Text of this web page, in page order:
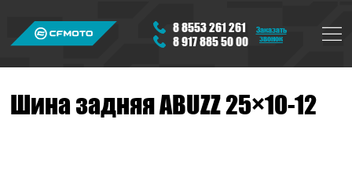
8 8553 261 261
8 917 885 50 00
Заказать
звонок
Шина задняя ABUZZ 25×10-12